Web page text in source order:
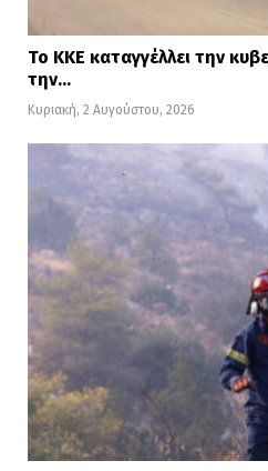
Το ΚΚΕ καταγγέλλει την
την…
Κυριακή, 2 Αυγούστου, 2026